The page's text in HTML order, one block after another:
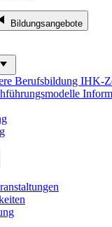
Bildungsangebote
Berufsbildung IHK-